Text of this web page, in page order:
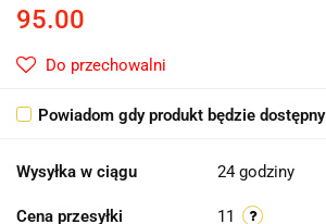
95.00
Do przechowalni
Powiadom gdy produkt będzie dostępny
Wysyłka w ciągu 24 godziny
Cena przesyłki 11